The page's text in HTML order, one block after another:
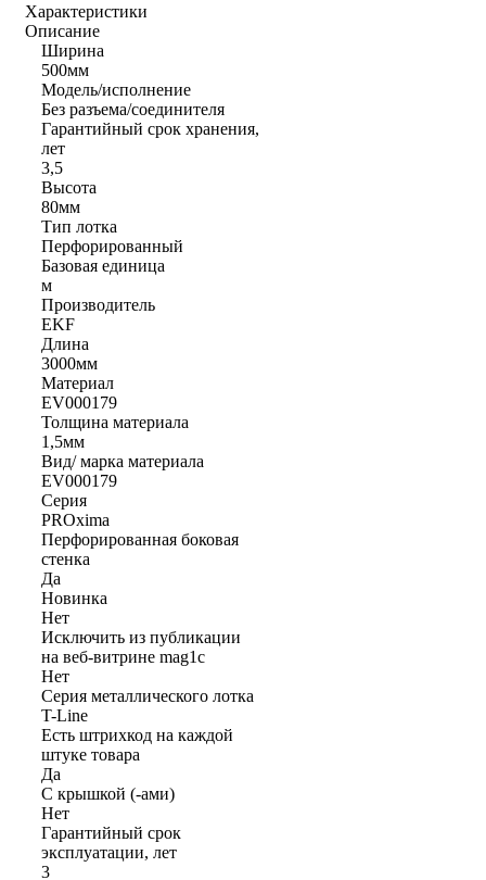
Характеристики
Описание
Ширина
500мм
Модель/исполнение
Без разъема/соединителя
Гарантийный срок хранения,
лет
3,5
Высота
80мм
Тип лотка
Перфорированный
Базовая единица
м
Производитель
EKF
Длина
3000мм
Материал
EV000179
Толщина материала
1,5мм
Вид/ марка материала
EV000179
Серия
PROxima
Перфорированная боковая
стенка
Да
Новинка
Нет
Исключить из публикации
на веб-витрине mag1c
Нет
Серия металлического лотка
T-Line
Есть штрихкод на каждой
штуке товара
Да
С крышкой (-ами)
Нет
Гарантийный срок
эксплуатации, лет
3